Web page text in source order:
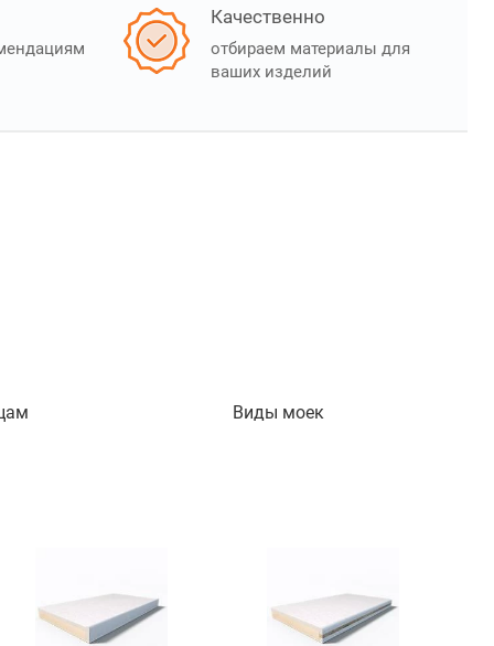
Качественно
отбираем материалы для
ваших изделий
Виды моек